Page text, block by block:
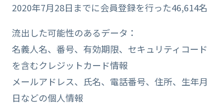
2020年7月28日までに会員登録を行った46,614名
流出した可能性のあるデータ：
名義人名、番号、有効期限、セキュリティコード
を含むクレジットカード情報
メールアドレス、氏名、電話番号、住所、生年月
日などの個人情報